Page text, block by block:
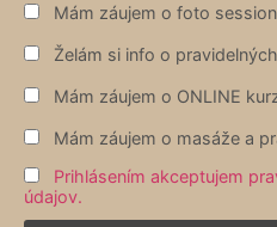
Mám záujem o foto session
Želám si info o
Mám záujem o ONLINE
Mám záujem o masáže a
Prihlásením akceptujem
údajov.